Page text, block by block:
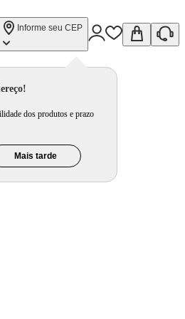
Informe seu CEP
dos produtos e prazo
Mais tarde